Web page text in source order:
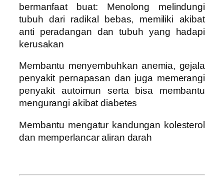
bermanfaat buat: Menolong melindungi
tubuh dari radikal bebas, memiliki akibat
anti peradangan dan tubuh yang hadapi
kerusakan
Membantu menyembuhkan anemia, gejala
penyakit pernapasan dan juga memerangi
penyakit autoimun serta bisa membantu
mengurangi akibat diabetes
Membantu mengatur kandungan kolesterol
dan memperlancar aliran darah